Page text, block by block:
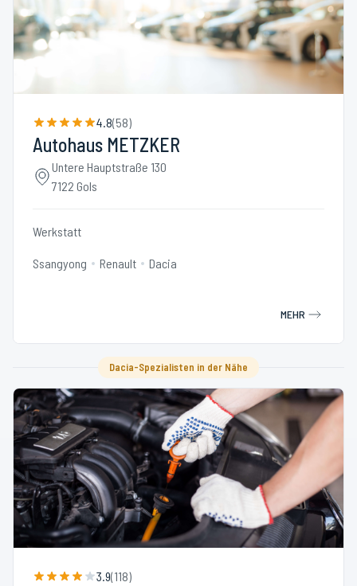
4.8(58)
Autohaus METZKER
Untere Hauptstraße 130
7122 Gols
Werkstatt
Ssangyong Renault Dacia
MEHR
Dacia-Spezialisten in der Nähe
3.9(118)